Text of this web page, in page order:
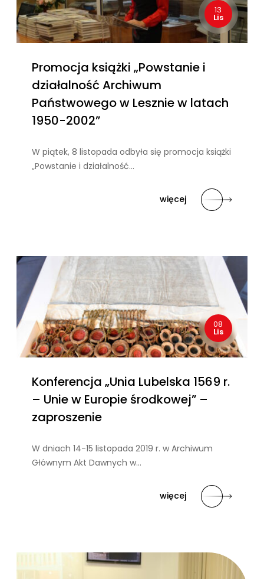
13
Lis
Promocja książki „Powstanie i
działalność Archiwum
Państwowego w Lesznie w latach
1950-2002”
W piątek, 8 listopada odbyła się promocja książki
„Powstanie i działalność…
więcej
08
Lis
Konferencja „Unia Lubelska 1569 r.
– Unie w Europie środkowej” –
zaproszenie
W dniach 14-15 listopada 2019 r. w Archiwum
Głównym Akt Dawnych w…
więcej